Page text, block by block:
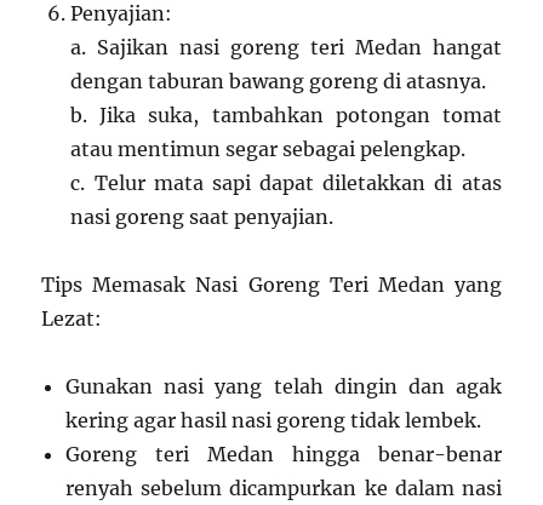
Penyajian:
a. Sajikan nasi goreng teri Medan hangat
dengan taburan bawang goreng di atasnya.
b. Jika suka, tambahkan potongan tomat
atau mentimun segar sebagai pelengkap.
c. Telur mata sapi dapat diletakkan di atas
nasi goreng saat penyajian.
Tips Memasak Nasi Goreng Teri Medan yang
Lezat:
Gunakan nasi yang telah dingin dan agak
kering agar hasil nasi goreng tidak lembek.
Goreng teri Medan hingga benar-benar
renyah sebelum dicampurkan ke dalam nasi